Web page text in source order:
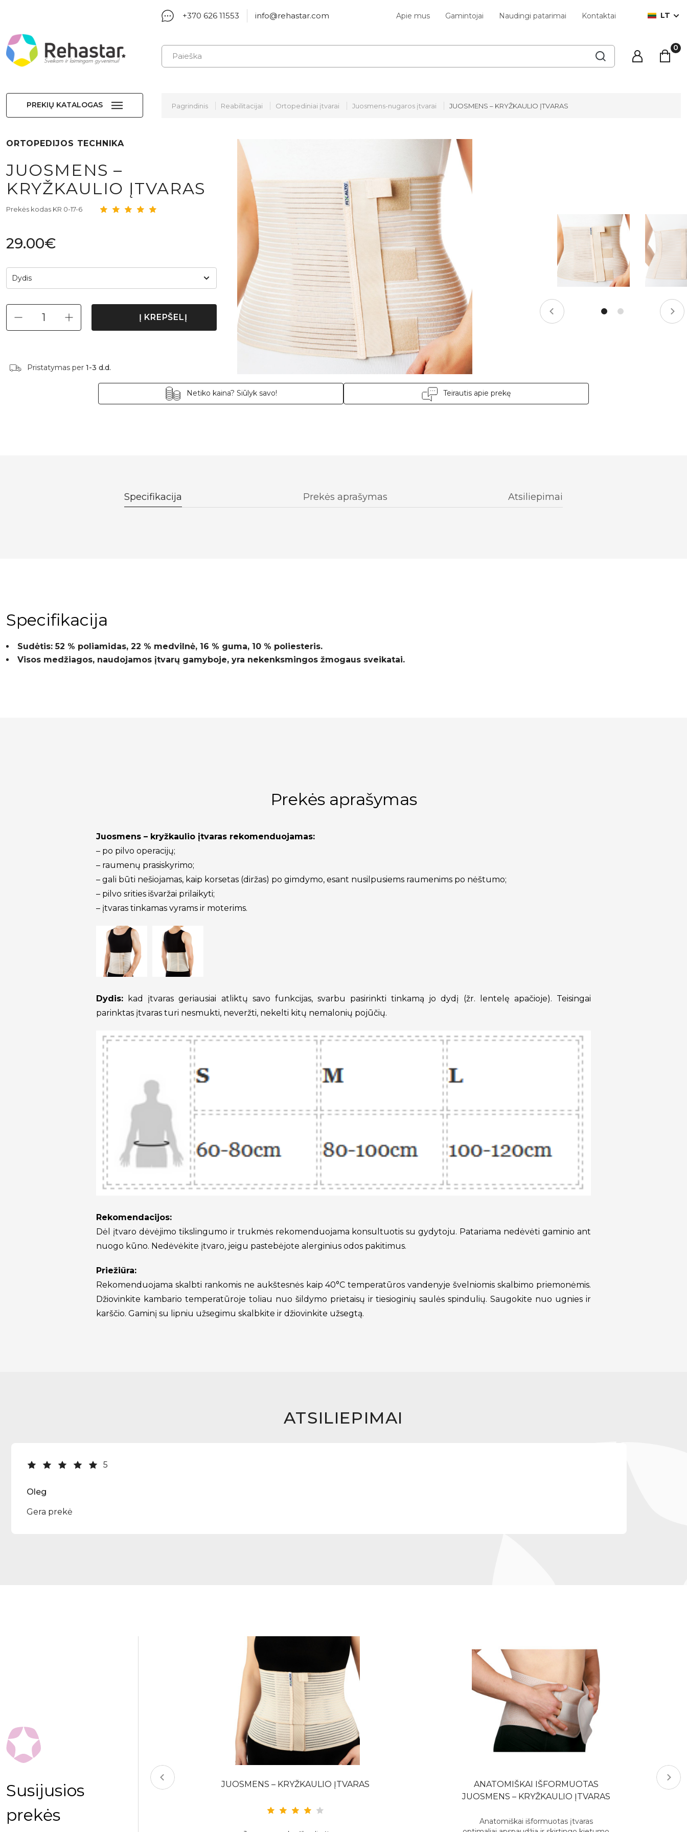
+370 626 11553 info@rehastar.com Apie mus Gamintojai Naudingi patarimai Kontaktai LT
PREKIŲ KATALOGAS Pagrindinis Reabilitacijai Ortopediniai įtvarai Juosmens-nugaros įtvarai JUOSMENS – KRYŽKAULIO ĮTVARAS
ORTOPEDIJOS TECHNIKA
JUOSMENS –
KRYŽKAULIO ĮTVARAS
Prekės kodas KR 0-17-6
29.00€
Dydis
Į KREPŠELĮ
Pristatymas per 1-3 d.d.
Netiko kaina? Siūlyk savo! Teirautis apie prekę
Specifikacija Prekės aprašymas Atsiliepimai
Specifikacija
Sudėtis: 52 % poliamidas, 22 % medvilnė, 16 % guma, 10 % poliesteris.
Visos medžiagos, naudojamos įtvarų gamyboje, yra nekenksmingos žmogaus sveikatai.
Prekės aprašymas
Juosmens – kryžkaulio įtvaras rekomenduojamas:
– po pilvo operacijų;
– raumenų prasiskyrimo;
– gali būti nešiojamas, kaip korsetas (diržas) po gimdymo, esant nusilpusiems raumenims po nėštumo;
– pilvo srities išvaržai prilaikyti;
– įtvaras tinkamas vyrams ir moterims.
Dydis: kad įtvaras geriausiai atliktų savo funkcijas, svarbu pasirinkti tinkamą jo dydį (žr. lentelę apačioje). Teisingai
parinktas įtvaras turi nesmukti, neveržti, nekelti kitų nemalonių pojūčių.
Rekomendacijos:
Dėl įtvaro dėvėjimo tikslingumo ir trukmės rekomenduojama konsultuotis su gydytoju. Patariama nedėvėti gaminio ant
nuogo kūno. Nedėvėkite įtvaro, jeigu pastebėjote alerginius odos pakitimus.
Priežiūra:
Rekomenduojama skalbti rankomis ne aukštesnės kaip 40°C temperatūros vandenyje švelniomis skalbimo priemonėmis.
Džiovinkite kambario temperatūroje toliau nuo šildymo prietaisų ir tiesioginių saulės spindulių. Saugokite nuo ugnies ir
karščio. Gaminį su lipniu užsegimu skalbkite ir džiovinkite užsegtą.
ATSILIEPIMAI
5
Oleg
Gera prekė
Susijusios
prekės
JUOSMENS – KRYŽKAULIO ĮTVARAS
ANATOMIŠKAI IŠFORMUOTAS
JUOSMENS – KRYŽKAULIO ĮTVARAS
Anatomiškai išformuotas įtvaras